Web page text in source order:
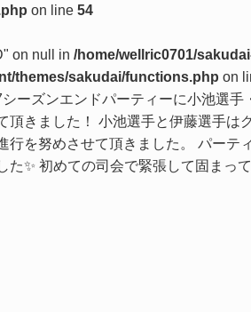
on line 54
on null in /home/wellric0701/
themes/sakudai/functions.php on
ーズンエンドパーティーに小池選
頂きました！ 小池選手と伊藤選手は
行を努めさせて頂きました。 パーテ
た✨ 初めての司会で緊張して固まっ